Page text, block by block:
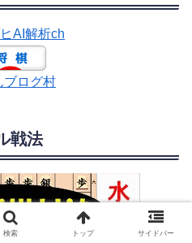
AI解析ch
ブログ村
戦法
検索 トップ サイドバー